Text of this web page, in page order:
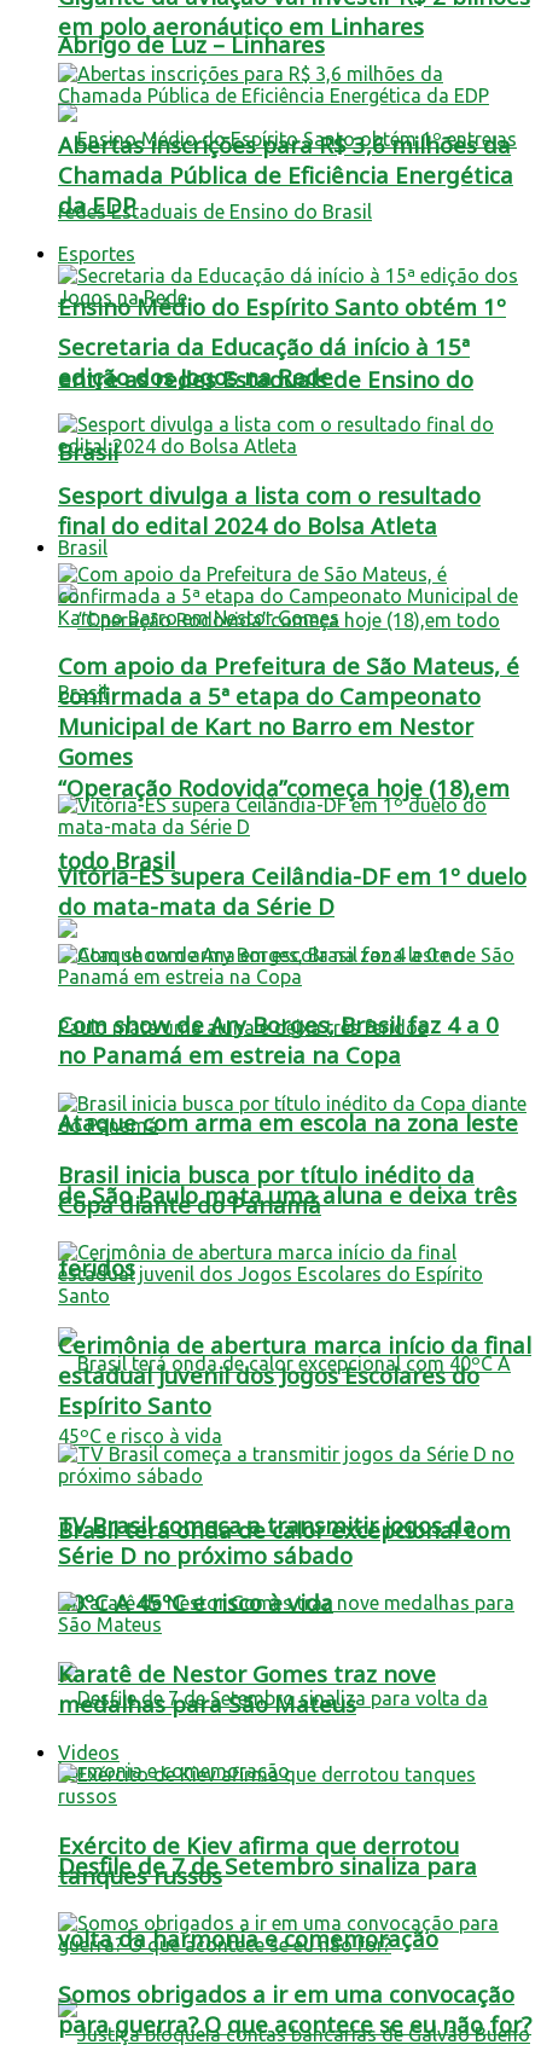
Abrigo de Luz – Linhares
Ensino Médio do Espírito Santo obtém 1º
entre as redes Estaduais de Ensino do
Brasil
Brasil
“Operação Rodovida”começa hoje (18),em
todo Brasil
Ataque com arma em escola na zona leste
de São Paulo mata uma aluna e deixa três
feridos
Brasil terá onda de calor excepcional com
40ºC A 45ºC e risco à vida
Desfile de 7 de Setembro sinaliza para
volta da harmonia e comemoração
em polo aeronáutico em Linhares
Abertas inscrições para R$ 3,6 milhões da
Chamada Pública de Eficiência Energética
da EDP
Esportes
Secretaria da Educação dá início à 15ª
edição dos Jogos na Rede
Sesport divulga a lista com o resultado
final do edital 2024 do Bolsa Atleta
Com apoio da Prefeitura de São Mateus, é
confirmada a 5ª etapa do Campeonato
Municipal de Kart no Barro em Nestor
Gomes
Vitória-ES supera Ceilândia-DF em 1º duelo
do mata-mata da Série D
Com show de Ary Borges, Brasil faz 4 a 0
no Panamá em estreia na Copa
Brasil inicia busca por título inédito da
Copa diante do Panamá
Cerimônia de abertura marca início da final
estadual juvenil dos Jogos Escolares do
Espírito Santo
TV Brasil começa a transmitir jogos da
Série D no próximo sábado
Karatê de Nestor Gomes traz nove
medalhas para São Mateus
Videos
Exército de Kiev afirma que derrotou
tanques russos
Somos obrigados a ir em uma convocação
para guerra? O que acontece se eu não for?